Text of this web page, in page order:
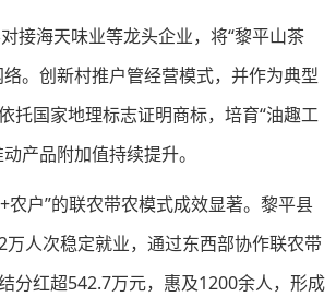
接海天味业等龙头企业，将“黎平山茶
。创新村推户管经营模式，并作为典型
托国家地理标志证明商标，培育“油趣工
产品附加值持续提升。
农户”的联农带农模式成效显著。黎平县
万人次稳定就业，通过东西部协作联农带
分红超542.7万元，惠及1200余人，形成